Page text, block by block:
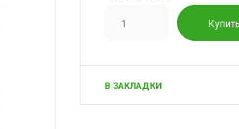
В ЗАКЛАДКИ